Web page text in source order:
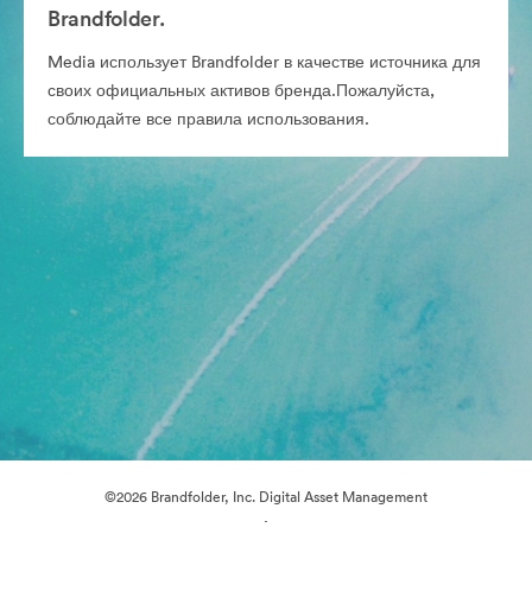
Brandfolder.
Media использует Brandfolder в качестве источника для
своих официальных активов бренда.Пожалуйста,
соблюдайте все правила использования.
©2026 Brandfolder, Inc. Digital Asset Management
·